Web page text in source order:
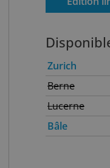
Zurich
Berne
Lucerne
Bâle